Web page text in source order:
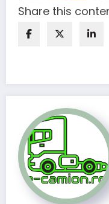
Share this